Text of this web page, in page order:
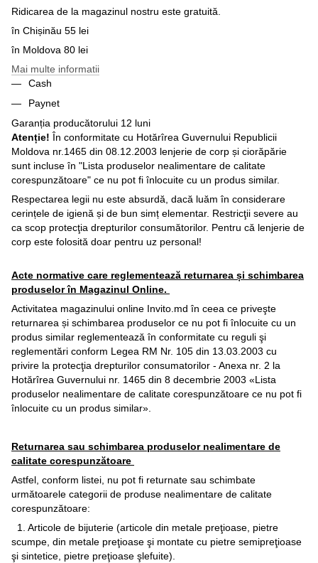
Ridicarea de la magazinul nostru este gratuită.
în Chișinău 55 lei
în Moldova 80 lei
Mai multe informatii
Cash
Paynet
Garanția producătorului 12 luni
Atenție! În conformitate cu Hotărîrea Guvernului Republicii
Moldova nr.1465 din 08.12.2003 lenjerie de corp și ciorăpărie
sunt incluse în "Lista produselor nealimentare de calitate
corespunzătoare" ce nu pot fi înlocuite cu un produs similar.
Respectarea legii nu este absurdă, dacă luăm în considerare
cerințele de igienă și de bun simț elementar. Restricţii severe au
ca scop protecţia drepturilor consumătorilor. Pentru că lenjerie de
corp este folosită doar pentru uz personal!
Acte normative care reglementează returnarea și schimbarea
produselor în Magazinul Online.
Activitatea magazinului online Invito.md în ceea ce priveşte
returnarea și schimbarea produselor ce nu pot fi înlocuite cu un
produs similar reglementează în conformitate cu reguli şi
reglementări conform Legea RM Nr. 105 din 13.03.2003 cu
privire la protecţia drepturilor consumatorilor - Anexa nr. 2 la
Hotărîrea Guvernului nr. 1465 din 8 decembrie 2003 «Lista
produselor nealimentare de calitate corespunzătoare ce nu pot fi
înlocuite cu un produs similar».
Returnarea sau schimbarea produselor nealimentare de
calitate corespunzătoare
Astfel, conform listei, nu pot fi returnate sau schimbate
următoarele categorii de produse nealimentare de calitate
corespunzătoare:
1. Articole de bijuterie (articole din metale preţioase, pietre
scumpe, din metale preţioase şi montate cu pietre semipreţioase
şi sintetice, pietre preţioase şlefuite).